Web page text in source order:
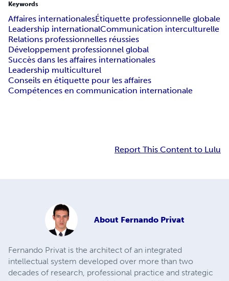
Keywords
Affaires internationalesÉtiquette professionnelle globale
Leadership internationalCommunication interculturelle
Relations professionnelles réussies
Développement professionnel global
Succès dans les affaires internationales
Leadership multiculturel
Conseils en étiquette pour les affaires
Compétences en communication internationale
Report This Content to Lulu
About Fernando Privat
Fernando Privat is the architect of an integrated
intellectual system developed over more than two
decades of research, professional practice and strategic